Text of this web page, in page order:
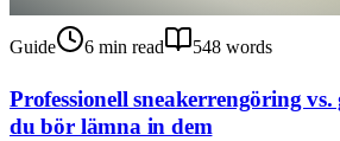
Guide 6 min read 548 words
Professionell sneakerrengöring
du bör lämna in dem